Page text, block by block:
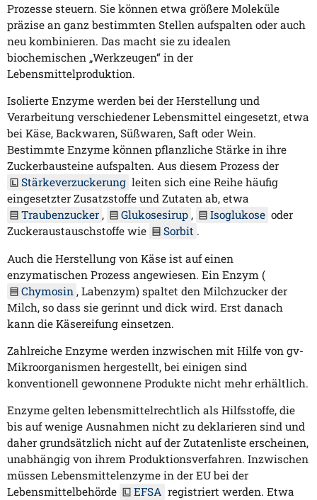
Prozesse steuern. Sie können etwa größere Moleküle
präzise an ganz bestimmten Stellen aufspalten oder auch
neu kombinieren. Das macht sie zu idealen
biochemischen „Werkzeugen“ in der
Lebensmittelproduktion.
Isolierte Enzyme werden bei der Herstellung und
Verarbeitung verschiedener Lebensmittel eingesetzt, etwa
bei Käse, Backwaren, Süßwaren, Saft oder Wein.
Bestimmte Enzyme können pflanzliche Stärke in ihre
Zuckerbausteine aufspalten. Aus diesem Prozess der
Stärkeverzuckerung leiten sich eine Reihe häufig
eingesetzter Zusatzstoffe und Zutaten ab, etwa
Traubenzucker , Glukosesirup , Isoglukose oder
Zuckeraustauschstoffe wie
Sorbit .
Auch die Herstellung von Käse ist auf einen
enzymatischen Prozess angewiesen. Ein Enzym (
Chymosin , Labenzym) spaltet den Milchzucker der
Milch, so dass sie gerinnt und dick wird. Erst danach
kann die Käsereifung einsetzen.
Zahlreiche Enzyme werden inzwischen mit Hilfe von gv-
Mikroorganismen hergestellt, bei einigen sind
konventionell gewonnene Produkte nicht mehr erhältlich.
Enzyme gelten lebensmittelrechtlich als Hilfsstoffe, die
bis auf wenige Ausnahmen nicht zu deklarieren sind und
daher grundsätzlich nicht auf der Zutatenliste erscheinen,
unabhängig von ihrem Produktionsverfahren. Inzwischen
müssen Lebensmittelenzyme in der EU bei der
Lebensmittelbehörde
EFSA registriert werden. Etwa